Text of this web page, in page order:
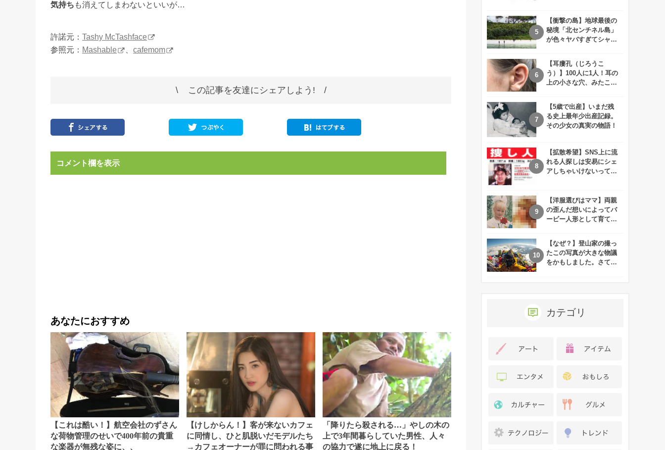
気持ち も消えてしまわないといいが…
許諾元： Tashy McTashface
参照元： Mashable 、cafemom
この記事を友達にシェアしよう! /
コメント欄を表示
あなたにおすすめ
【これは酷い！】航空会社のずさん
な荷物管理のせいで400年前の貴重
な楽器が無残な姿に、、
【けしからん！】客が来ないカフェ
に同情し、ひと肌脱いだモデルたち
→カフェオーナーが罪に問われる事
「降りたら殺される…」やしの木の
上で3年間暮らしていた男性、人々
の協力で遂に地上に戻る！
【衝撃の島】地球最後の
秘境「北センチネル島」
が色々ヤバすぎてシャレ
【耳瘻孔（じろうこ
う）】100人に1人！耳の
上の小さな穴、みたこと
【5歳で出産】いまだ残
る史上最年少出産記録。
その少女の真実の物語！
【拡散希望】SNS上に流
れる人探しは安易にシェ
アしちゃいけないって知
【洋服選びはママ】両親
の歪んだ想いによってバ
ービー人形として育てら
【なぜ？】登山家の撮っ
たこの写真が大きな物議
をかもしました。さて、
カテゴリ